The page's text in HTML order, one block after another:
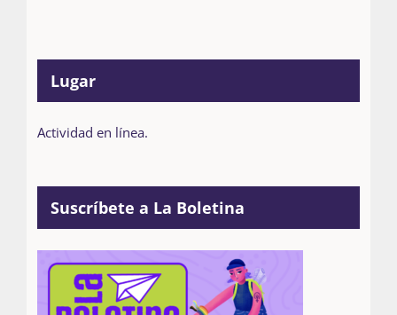
Lugar
Actividad en línea.
Suscríbete a La Boletina